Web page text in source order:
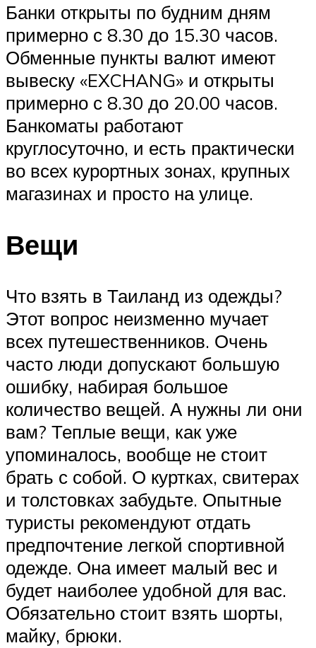
Банки открыты по будним дням
примерно с 8.30 до 15.30 часов.
Обменные пункты валют имеют
вывеску «EXCHANG» и открыты
примерно с 8.30 до 20.00 часов.
Банкоматы работают
круглосуточно, и есть практически
во всех курортных зонах, крупных
магазинах и просто на улице.
Вещи
Что взять в Таиланд из одежды?
Этот вопрос неизменно мучает
всех путешественников. Очень
часто люди допускают большую
ошибку, набирая большое
количество вещей. А нужны ли они
вам? Теплые вещи, как уже
упоминалось, вообще не стоит
брать с собой. О куртках, свитерах
и толстовках забудьте. Опытные
туристы рекомендуют отдать
предпочтение легкой спортивной
одежде. Она имеет малый вес и
будет наиболее удобной для вас.
Обязательно стоит взять шорты,
майку, брюки.